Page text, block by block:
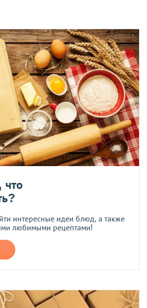
что
интересные идеи блюд, а также
любимыми рецептами!